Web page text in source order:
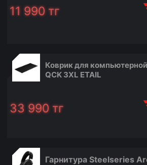
11 990тг
Коврик для
QCK 3XL ETAIL
33 990тг
Гарнитура Steelseries